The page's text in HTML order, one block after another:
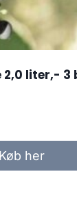
2,0 liter,- 3
Køb her